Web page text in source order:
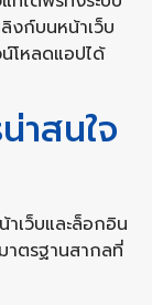
งก์บนหน้าเว็บ
โหลดแอปได้
าสนใจ
เว็บและล็อกอิน
าตรฐานสากลที่